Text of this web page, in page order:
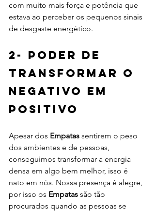
com muito mais força e potência que
estava ao perceber os pequenos sinais
de desgaste energético.
2- poder de
Transformar o
negativo em
positivo
Apesar dos Empatas sentirem o peso
dos ambientes e de pessoas,
conseguimos transformar a energia
densa em algo bem melhor, isso é
nato em nós. Nossa presença é alegre,
por isso os Empatas são tão
procurados quando as pessoas se